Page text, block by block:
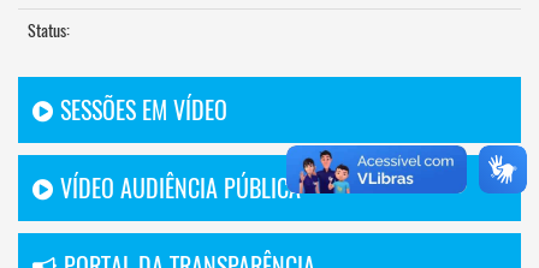
Status:
SESSÕES EM VÍDEO
VÍDEO AUDIÊNCIA PÚBLICA